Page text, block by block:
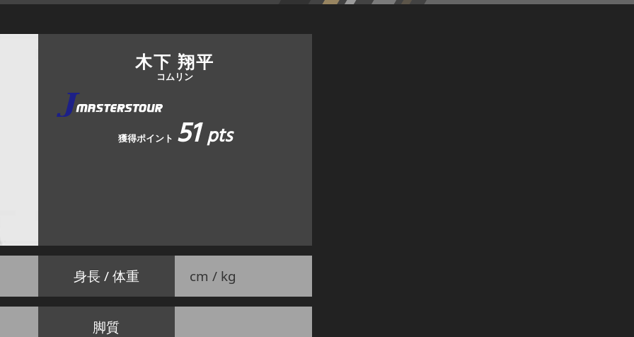
木下 翔平
コムリン
獲得ポイント 51pts
身長 / 体重 cm / kg
脚質